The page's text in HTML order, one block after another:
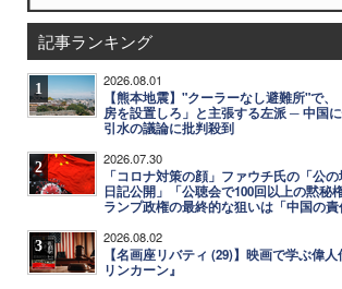
記事ランキング
1 2026.08.01
【熊本地震】"クーラーなし避難所"で
房を設置しろ」と主張する左派 ─ 中国
引水の議論に批判殺到
2 2026.07.30
「コロナ対策の顔」ファウチ氏の「公
日記公開」「公聴会で100回以上の黙秘
ランプ政権の最終的な狙いは「中国の
3 2026.08.02
【名画座リバティ (29)】映画で学ぶ偉
リンカーン』